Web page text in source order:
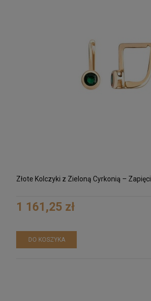
Złote Kolczyki z Zieloną Cyrkonią –
1 161,25 zł
DO KOSZYKA